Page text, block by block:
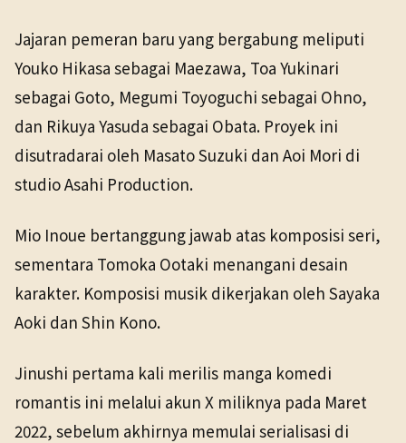
Jajaran pemeran baru yang bergabung meliputi
Youko Hikasa sebagai Maezawa, Toa Yukinari
sebagai Goto, Megumi Toyoguchi sebagai Ohno,
dan Rikuya Yasuda sebagai Obata. Proyek ini
disutradarai oleh Masato Suzuki dan Aoi Mori di
studio Asahi Production.
Mio Inoue bertanggung jawab atas komposisi seri,
sementara Tomoka Ootaki menangani desain
karakter. Komposisi musik dikerjakan oleh Sayaka
Aoki dan Shin Kono.
Jinushi pertama kali merilis manga komedi
romantis ini melalui akun X miliknya pada Maret
2022, sebelum akhirnya memulai serialisasi di